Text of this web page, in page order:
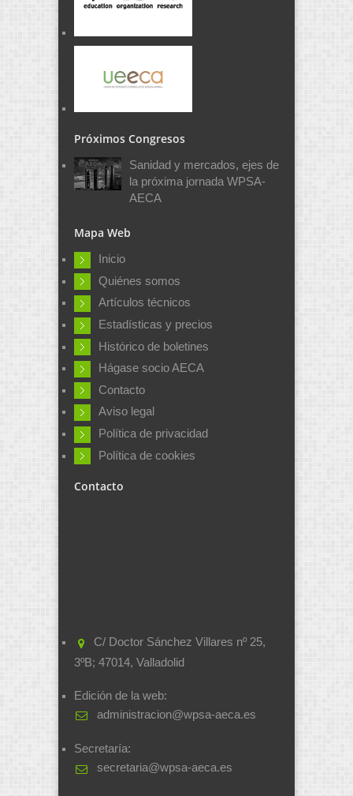
Próximos Congresos
Sanidad y mercados, ejes de
la próxima jornada WPSA-
AECA
Mapa Web
Inicio
Quiénes somos
Artículos técnicos
Estadísticas y precios
Histórico de boletines
Hágase socio AECA
Contacto
Aviso legal
Política de privacidad
Política de cookies
Contacto
C/ Doctor Sánchez Villares nº 25,
3ºB; 47014, Valladolid
Edición de la web:
administracion@wpsa-aeca.es
Secretaría:
secretaria@wpsa-aeca.es